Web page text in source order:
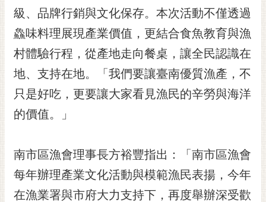
訂
閱
RSS
訂
閱
電
子
市
民
信
箱
級、品牌行銷與文化保存。本次活動不僅透過
鱻味料理展現產業價值，更結合食魚教育與漁
村體驗行程，從產地走向餐桌，讓全民認識在
地、支持在地。「我們要讓臺南優質漁產，不
只是好吃，更要讓大家看見漁民的辛勞與海洋
的價值。」
南市區漁會理事長方裕豐指出：「南市區漁會
每年辦理產業文化活動與模範漁民表揚，今年
在漁業署與市府大力支持下，再度舉辦深受歡